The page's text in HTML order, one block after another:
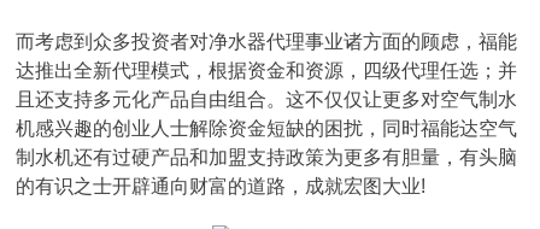
而考虑到众多投资者对净水器代理事业诸方面的顾虑，福能
达推出全新代理模式，根据资金和资源，四级代理任选；并
且还支持多元化产品自由组合。这不仅仅让更多对空气制水
机感兴趣的创业人士解除资金短缺的困扰，同时福能达空气
制水机还有过硬产品和加盟支持政策为更多有胆量，有头脑
的有识之士开辟通向财富的道路，成就宏图大业!